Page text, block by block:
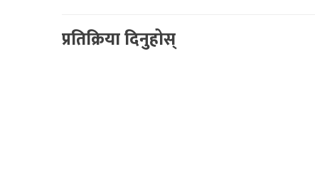
प्रतिक्रिया दिनुहोस्